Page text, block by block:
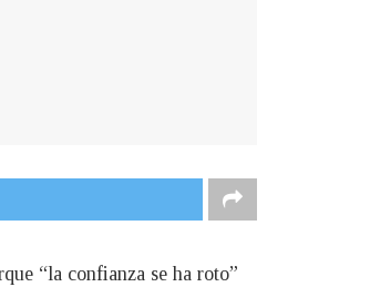
“la confianza se ha roto”